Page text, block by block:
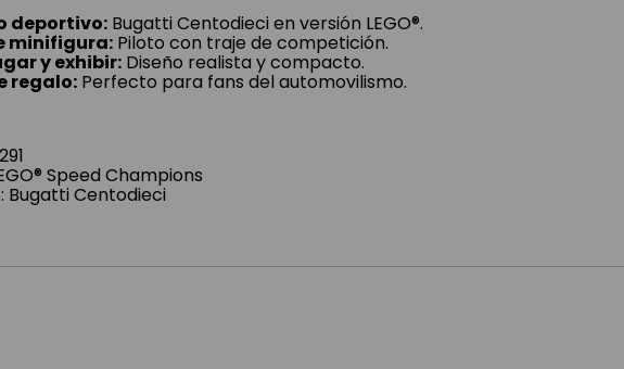
deportivo: Bugatti Centodieci en versión LEGO®.
minifigura: Piloto con traje de competición.
y exhibir: Diseño realista y compacto.
regalo: Perfecto para fans del automovilismo.
Speed Champions
Bugatti Centodieci